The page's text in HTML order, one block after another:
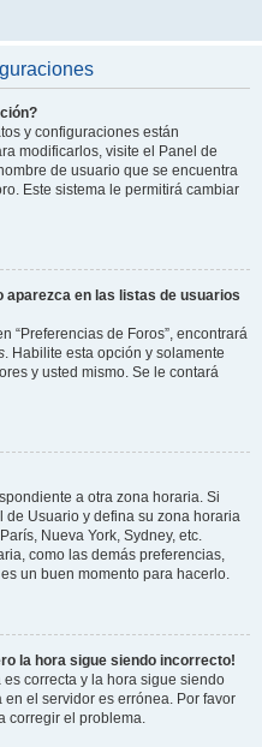
y configuraciones están
modificarlos, visite el Panel de
de usuario que se encuentra
Este sistema le permitirá cambiar
aparezca en las listas de usuarios
“Preferencias de Foros”, encontrará
. Habilite esta opción y solamente
y usted mismo. Se le contará
a otra zona horaria. Si
de Usuario y defina su zona horaria
Nueva York, Sydney, etc.
como las demás preferencias,
un buen momento para hacerlo.
la hora sigue siendo incorrecto!
correcta y la hora sigue siendo
el servidor es errónea. Por favor
corregir el problema.